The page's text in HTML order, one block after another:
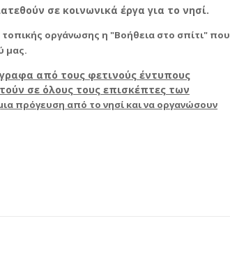
σε κοινωνικά έργα για το νησί.
οργάνωσης η "Βοήθεια στο σπίτι" που
μας.
από τους φετινούς έντυπους
σε όλους τους επισκέπτες των
πρόγευση από το νησί και να οργανώσουν